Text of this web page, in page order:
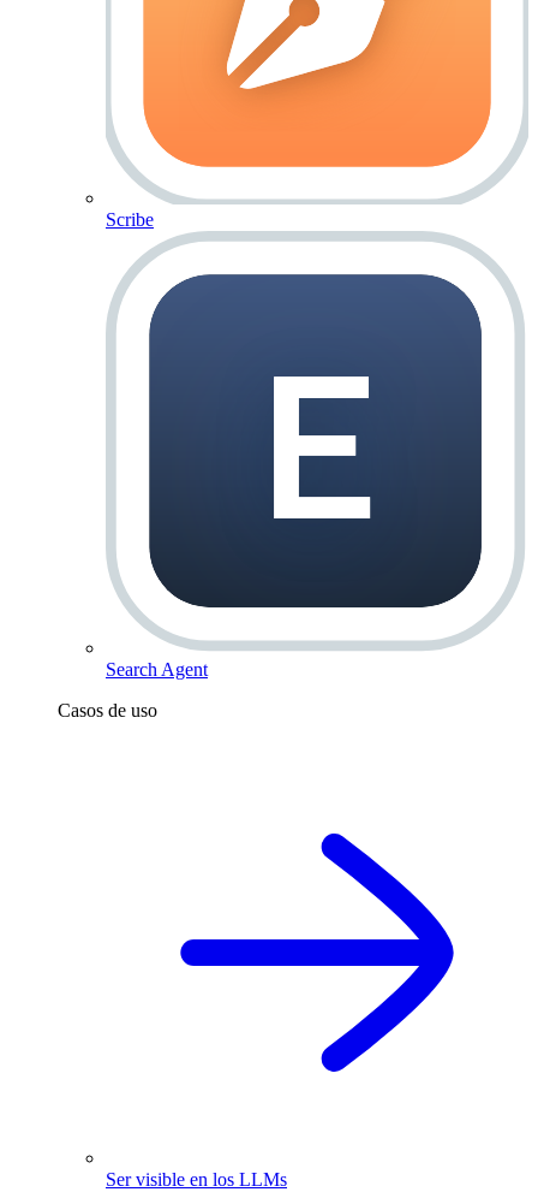
Scribe
Search Agent
Casos de uso
Ser visible en los LLMs